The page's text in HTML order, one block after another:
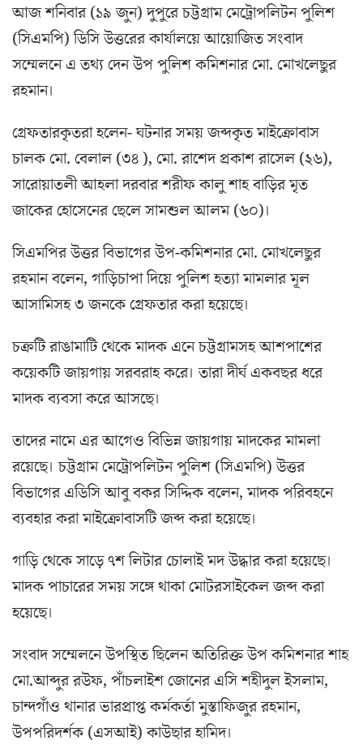
আজ শনিবার (১৯ জুন) দুপুরে চট্টগ্রাম মেট্রোপলিটন পুলিশ
(সিএমপি) ডিসি উত্তরের কার্যালয়ে আয়োজিত সংবাদ
সম্মেলনে এ তথ্য দেন উপ পুলিশ কমিশনার মো. মোখলেছুর
রহমান।
গ্রেফতারকৃতরা হলেন- ঘটনার সময় জব্দকৃত মাইক্রোবাস
চালক মো. বেলাল (৩৪ ), মো. রাশেদ প্রকাশ রাসেল (২৬),
সারোয়াতলী আহলা দরবার শরীফ কালু শাহ বাড়ির মৃত
জাকের হোসেনের ছেলে সামশুল আলম (৬০)।
সিএমপির উত্তর বিভাগের উপ-কমিশনার মো. মোখলেছুর
রহমান বলেন, গাড়িচাপা দিয়ে পুলিশ হত্যা মামলার মূল
আসামিসহ ৩ জনকে গ্রেফতার করা হয়েছে।
চক্রটি রাঙামাটি থেকে মাদক এনে চট্টগ্রামসহ আশপাশের
কয়েকটি জায়গায় সরবরাহ করে। তারা দীর্ঘ একবছর ধরে
মাদক ব্যবসা করে আসছে।
তাদের নামে এর আগেও বিভিন্ন জায়গায় মাদকের মামলা
রয়েছে। চট্টগ্রাম মেট্রোপলিটন পুলিশ (সিএমপি) উত্তর
বিভাগের এডিসি আবু বকর সিদ্দিক বলেন, মাদক পরিবহনে
ব্যবহার করা মাইক্রোবাসটি জব্দ করা হয়েছে।
গাড়ি থেকে সাড়ে ৭শ লিটার চোলাই মদ উদ্ধার করা হয়েছে।
মাদক পাচারের সময় সঙ্গে থাকা মোটরসাইকেল জব্দ করা
হয়েছে।
সংবাদ সম্মেলনে উপস্থিত ছিলেন অতিরিক্ত উপ কমিশনার শাহ
মো.আব্দুর রউফ, পাঁচলাইশ জোনের এসি শহীদুল ইসলাম,
চান্দগাঁও থানার ভারপ্রাপ্ত কর্মকর্তা মুস্তাফিজুর রহমান,
উপপরিদর্শক (এসআই) কাউছার হামিদ।